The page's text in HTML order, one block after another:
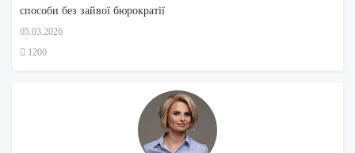
способи без зайвої бюрократії
05.03.2026
1200